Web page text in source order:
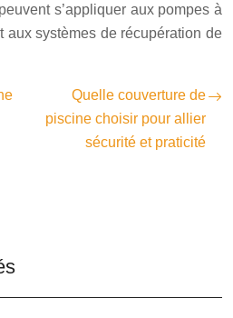
s’appliquer aux pompes à
aux systèmes de récupération de
Quelle couverture de
piscine choisir pour allier
sécurité et praticité